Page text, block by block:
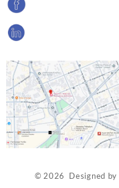
© 2026 Designed by